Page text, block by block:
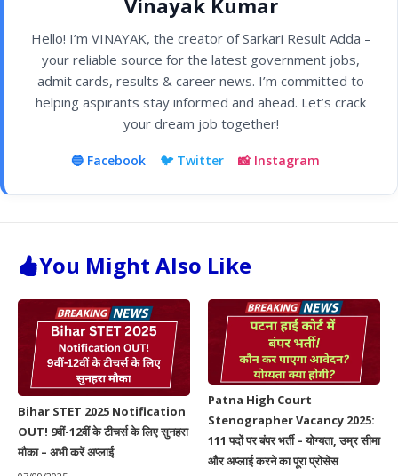
Hello! I’m VINAYAK, the creator of Sarkari Result Adda –
your reliable source for the latest government jobs,
admit cards, results & career news. I’m committed to
helping aspirants stay informed and ahead. Let’s crack
your dream job together!
🔵 Facebook 🐦 Twitter 📸 Instagram
You Might Also Like
Bihar STET 2025 Notification
OUT! 9वीं-12वीं के टीचर्स के लिए सुनहरा
मौका – अभी करें अप्लाई
Patna High Court
Stenographer Vacancy 2025:
111 पदों पर बंपर भर्ती – योग्यता, उम्र सीमा
और अप्लाई करने का पूरा प्रोसेस